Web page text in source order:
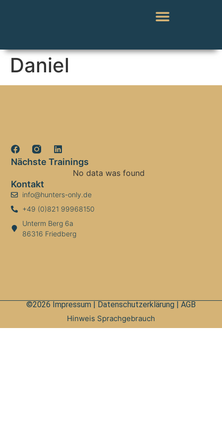
Daniel
Nächste Trainings
No data was found
Kontakt
info@hunters-only.de
+49 (0)821 99968150
Unterm Berg 6a
86316 Friedberg
©2026 Impressum | Datenschutzerklärung | AGB
Hinweis Sprachgebrauch